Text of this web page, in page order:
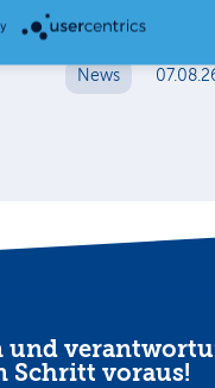
News
und
Schritt voraus!